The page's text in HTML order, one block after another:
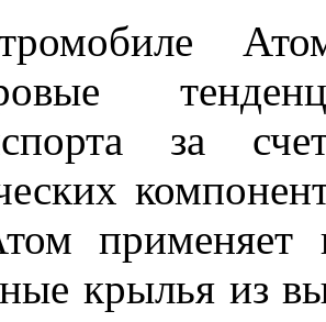
за
применяет
крылья из